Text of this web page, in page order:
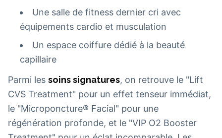
Une salle de fitness dernier cri avec
équipements cardio et musculation
Un espace coiffure dédié à la beauté
capillaire
Parmi les soins signatures, on retrouve le "Lift
CVS Treatment" pour un effet tenseur immédiat,
le "Microponcture® Facial" pour une
régénération profonde, et le "VIP O2 Booster